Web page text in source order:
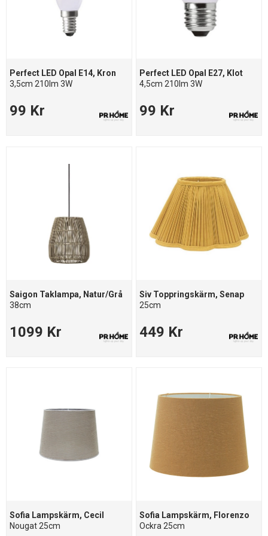
Perfect LED Opal E14, Kron
3,5cm 210lm 3W
99 Kr
Perfect LED Opal E27, Klot
4,5cm 210lm 3W
99 Kr
Saigon Taklampa, Natur/Grå
38cm
1099 Kr
Siv Toppringskärm, Senap
25cm
449 Kr
Sofia Lampskärm, Cecil
Nougat 25cm
Sofia Lampskärm, Florenzo
Ockra 25cm